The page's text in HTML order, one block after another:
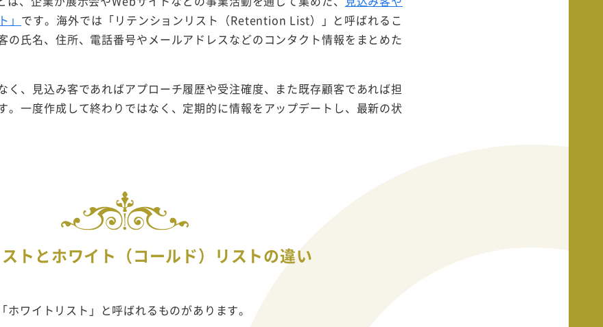
です。海外では「リテンションリスト（Retention List）」と呼ばれるこ
の氏名、住所、電話番号やメールアドレスなどのコンタクト情報をまとめた
く、見込み客であればアプローチ履歴や受注確度、また既存顧客であれば担
。一度作成して終わりではなく、定期的に情報をアップデートし、最新の状
トとホワイト（コールド）リストの違い
ワイトリスト」と呼ばれるものがあります。